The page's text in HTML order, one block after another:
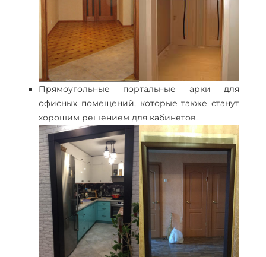
Прямоугольные портальные арки для
офисных помещений, которые также станут
хорошим решением для кабинетов.